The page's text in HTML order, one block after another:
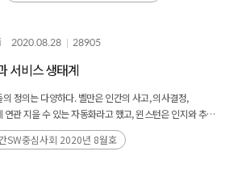
2020.08.28 28905
서비스 생태계
정의는 다양하다. 벨만은 인간의 사고, 의사결정,
관 지을 수 있는 자동화라고 했고, 윈스턴은 인지와 추론,
연구라고 하였으며(후략)
SW중심사회 2020년 8월호